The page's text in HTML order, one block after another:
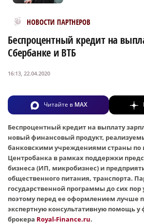
НОВОСТИ ПАРТНЕРОВ
Новости МирТесен
Беспроцентный кредит на
Сбербанке и ВТБ
16:13, 22.04.2020
Читайте в MAX
Беспроцентный кредит на выплату
новый финансовый продукт,
банковскими учреждениями страны по
Центробанка в рамках поддержки
бизнеса (ИП, микробизнес) и
общественного питания, транспорта.
государственной программы до сих пор
поэтому перед ее оформлением лучше
экспертную консультативную помощь у
брокера Royal-Finance.ru.